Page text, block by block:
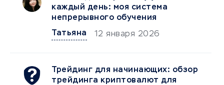
каждый день: моя система
непрерывного обучения
Татьяна
12 января 2026
Трейдинг для начинающих: обзор
трейдинга криптовалют для